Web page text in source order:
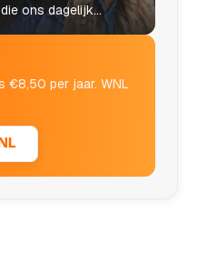
ons dagelijks
€8,50 per jaar. WNL